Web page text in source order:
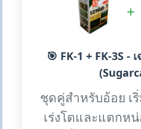
+
🎯 FK-1 + FK-3S -
ชุดคู่สำหรับอ้อย เ
เร่งโตและแตกห